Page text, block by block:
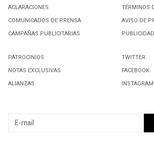
ACLARACIONES
COMUNICADOS DE PRENSA
CAMPAÑAS PUBLICITARIAS
TÉRMINOS
AVISO DE
PUBLICIDAD
PATROCINIOS
NOTAS EXCLUSIVAS
ALIANZAS
TWITTER
FACEBOOK
INSTAGRAM